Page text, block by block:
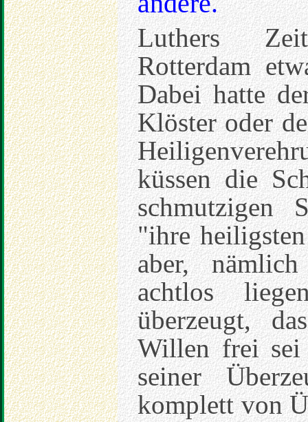
Luthers
Rotterdam
Dabei hatte
Klöster oder
küssen die
schmutzigen
"ihre
aber,
achtlos
überzeugt,
Willen frei sei
seiner
komplett von